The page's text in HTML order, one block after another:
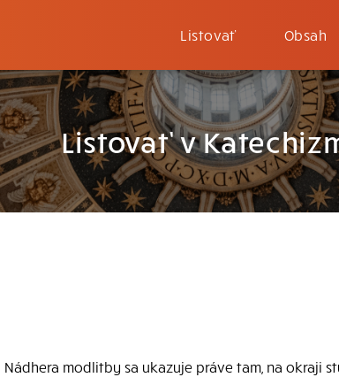
Listovať Obsah
Listovať v
Nádhera modlitby sa ukazuje práve tam, na okraji